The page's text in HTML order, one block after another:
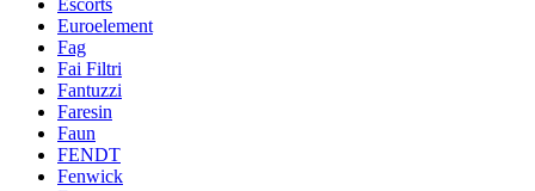
Escorts
Euroelement
Fag
Fai Filtri
Fantuzzi
Faresin
Faun
FENDT
Fenwick